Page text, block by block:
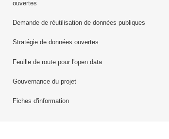
ouvertes
Demande de réutilisation de données publiques
Stratégie de données ouvertes
Feuille de route pour l'open data
Gouvernance du projet
Fiches d'information